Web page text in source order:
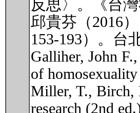
反思〉。《台
邱貴芬（2016
153-193）。台
Galliher, John
of
Miller, T., Birch,
research (2nd